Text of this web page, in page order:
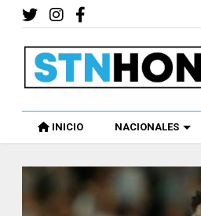
INICIO NACIONALES